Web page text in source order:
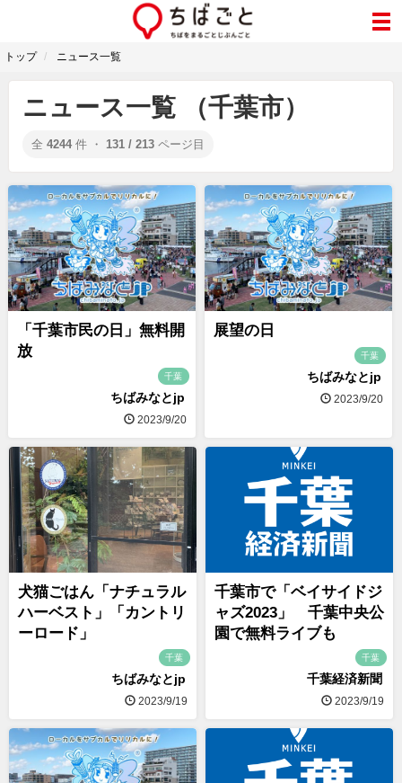
トップ ニュース一覧
ニュース一覧 （千葉市）
全 4244 件 ・ 131 / 213 ページ目
「千葉市民の日」無料開
放
千葉
ちばみなとjp
2023/9/20
展望の日
千葉
ちばみなとjp
2023/9/20
犬猫ごはん「ナチュラル
ハーベスト」「カントリ
ーロード」
千葉
ちばみなとjp
2023/9/19
千葉市で「ベイサイドジ
ャズ2023」 千葉中央公
園で無料ライブも
千葉
千葉経済新聞
2023/9/19